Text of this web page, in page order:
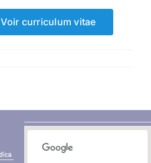
Voir curriculum vitae